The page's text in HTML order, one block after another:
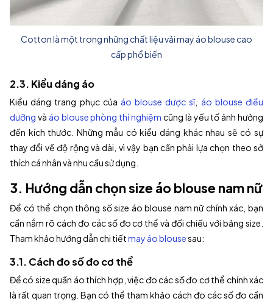
Cotton là một trong những chất liệu vải may áo blouse cao
cấp phổ biến
2.3. Kiểu dáng áo
Kiểu dáng trang phục của áo blouse dược sĩ, áo blouse điều
dưỡng và áo blouse phòng thí nghiệm cũng là yếu tố ảnh hưởng
đến kích thước. Những mẫu có kiểu dáng khác nhau sẽ có sự
thay đổi về độ rộng và dài, vì vậy bạn cần phải lựa chọn theo sở
thích cá nhân và nhu cầu sử dụng.
3. Hướng dẫn chọn size áo blouse nam nữ
Để có thể chọn thông số size áo blouse nam nữ chính xác, bạn
cần nắm rõ cách đo các số đo cơ thể và đối chiếu với bảng size.
Tham khảo hướng dẫn chi tiếtmay áo blousesau:
3.1. Cách đo số đo cơ thể
Để có size quần áo thích hợp, việc đo các số đo cơ thể chính xác
là rất quan trọng. Bạn có thể tham khảo cách đo các số đo cần